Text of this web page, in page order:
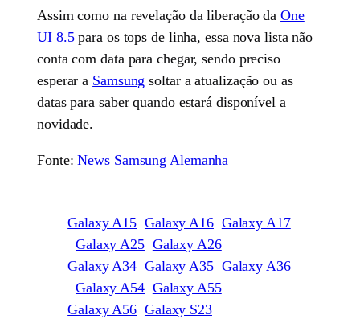
Assim como na revelação da liberação daOne
UI 8.5para os tops de linha, essa nova lista não
conta com data para chegar, sendo preciso
esperar a Samsung soltar a atualização ou as
datas para saber quando estará disponível a
novidade.
Fonte:News Samsung Alemanha
Galaxy A15 Galaxy A16 Galaxy A17
Galaxy A25 Galaxy A26
Galaxy A34 Galaxy A35 Galaxy A36
Galaxy A54 Galaxy A55
Galaxy A56 Galaxy S23